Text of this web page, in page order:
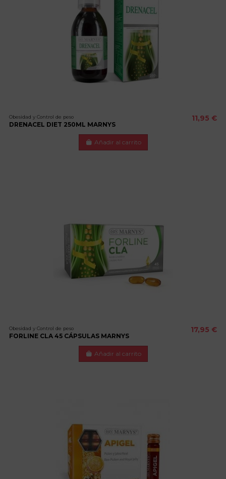
Obesidad y Control de peso
DRENACEL DIET 250ML MARNYS
11,95 €
Añadir al carrito
Obesidad y Control de peso
FORLINE CLA 45 CÁPSULAS MARNYS
17,95 €
Añadir al carrito